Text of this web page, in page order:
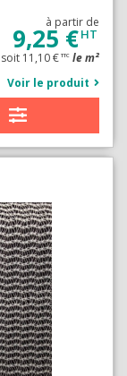
à partir de
9,25 €HT
soit 11,10 € TTC le m²
Voir le produit